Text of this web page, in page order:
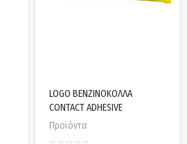
LOGO ΒΕΝΖΙΝΟΚΟΛΛΑ
CONTACT ADHESIVE
Προϊόντα